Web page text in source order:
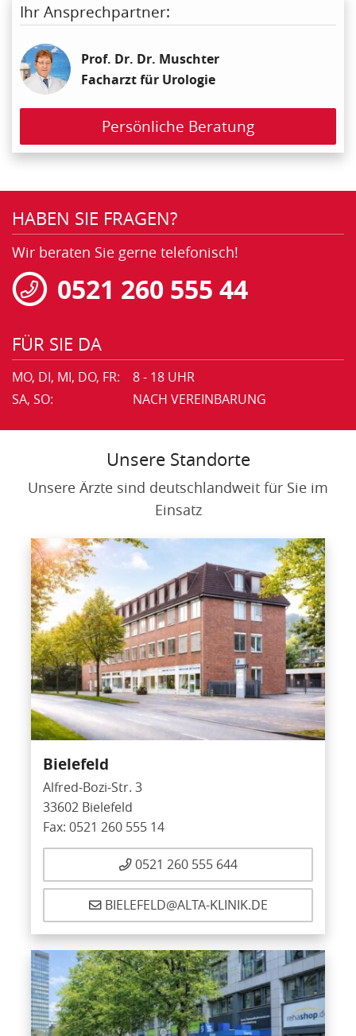
Ihr Ansprechpartner:
Prof. Dr. Dr. Muschter
Facharzt für Urologie
Persönliche Beratung
HABEN SIE FRAGEN?
Wir beraten Sie gerne telefonisch!
0521 260 555 44
FÜR SIE DA
MO, DI, MI, DO, FR:
8 - 18 UHR
SA, SO:
NACH VEREINBARUNG
Unsere Standorte
Unsere Ärzte sind deutschlandweit für Sie im
Einsatz
Bielefeld
Alfred-Bozi-Str. 3
33602 Bielefeld
Fax: 0521 260 555 14
0521 260 555 644
BIELEFELD@ALTA-KLINIK.DE